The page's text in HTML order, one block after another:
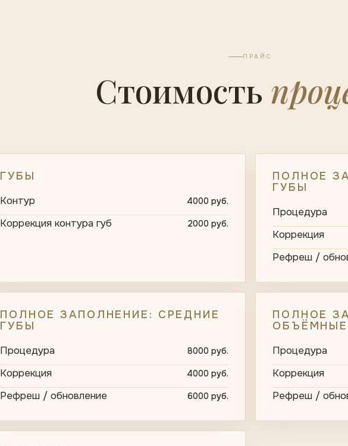
ПРАЙС
Стоимость
ГУБЫ
Контур 4000 руб.
Коррекция контура губ 2000 руб.
ПОЛНОЕ
ГУБЫ
Процедура
Коррекция
Рефреш /
ПОЛНОЕ ЗАПОЛНЕНИЕ: СРЕДНИЕ
ГУБЫ
Процедура 8000 руб.
Коррекция 4000 руб.
Рефреш / обновление 6000 руб.
ПОЛНОЕ
Процедура
Коррекция
Рефреш /